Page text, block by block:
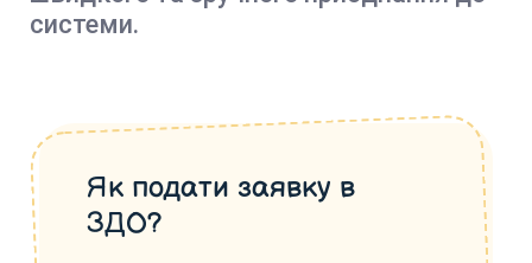
системи.
Як подати заявку в
ЗДО?